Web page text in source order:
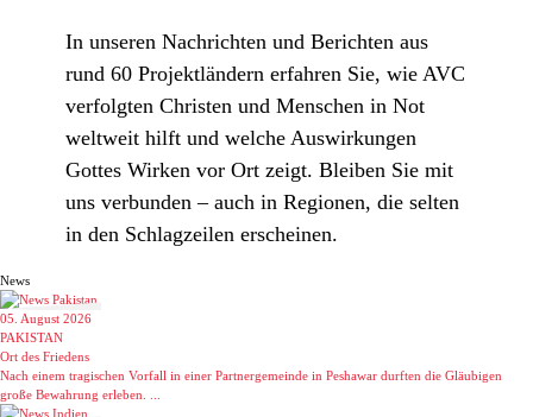
In unseren Nachrichten und Berichten aus
rund 60 Projektländern erfahren Sie, wie AVC
verfolgten Christen und Menschen in Not
weltweit hilft und welche Auswirkungen
Gottes Wirken vor Ort zeigt. Bleiben Sie mit
uns verbunden – auch in Regionen, die selten
in den Schlagzeilen erscheinen.
News
05. August 2026
PAKISTAN
Ort des Friedens
Nach einem tragischen Vorfall in einer Partnergemeinde in Peshawar durften die Gläubigen
große Bewahrung erleben. ...